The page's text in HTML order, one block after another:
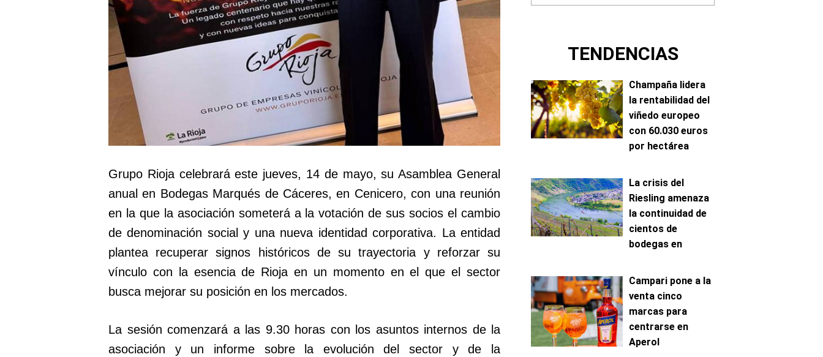
Grupo Rioja celebrará este jueves, 14 de mayo, su Asamblea General
anual en Bodegas Marqués de Cáceres, en Cenicero, con una reunión
en la que la asociación someterá a la votación de sus socios el cambio
de denominación social y una nueva identidad corporativa. La entidad
plantea recuperar signos históricos de su trayectoria y reforzar su
vínculo con la esencia de Rioja en un momento en el que el sector
busca mejorar su posición en los mercados.
La sesión comenzará a las 9.30 horas con los asuntos internos de la
asociación y un informe sobre la evolución del sector y de la
TENDENCIAS
Champaña lidera
la rentabilidad del
viñedo europeo
con 60.030 euros
por hectárea
La crisis del
Riesling amenaza
la continuidad de
cientos de
bodegas en
Campari pone a la
venta cinco
marcas para
centrarse en
Aperol